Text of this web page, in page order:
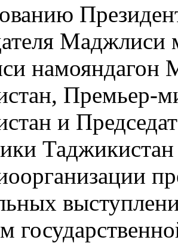
Маджлиси
намояндагон
Премьер-
и
Таджикистан